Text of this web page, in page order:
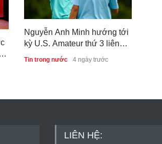
Nguyễn Anh Minh hướng tới
kỳ U.S. Amateur thứ 3 liên
Tin trong nước 4 ngày trước
LIÊN HỆ: